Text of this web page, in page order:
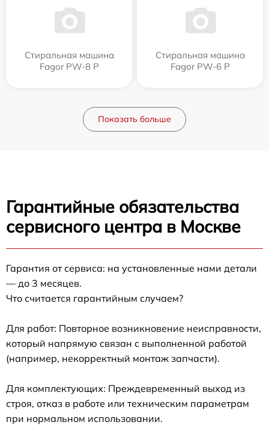
Стиральная машина
Fagor PW-8 P
Стиральная машина
Fagor PW-6 P
Показать больше
Гарантийные обязательства
сервисного центра в Москве
Гарантия от сервиса: на установленные нами детали
— до 3 месяцев.
Что считается гарантийным случаем?
Для работ: Повторное возникновение неисправности,
который напрямую связан с выполненной работой
(например, некорректный монтаж запчасти).
Для комплектующих: Преждевременный выход из
строя, отказ в работе или техническим параметрам
при нормальном использовании.